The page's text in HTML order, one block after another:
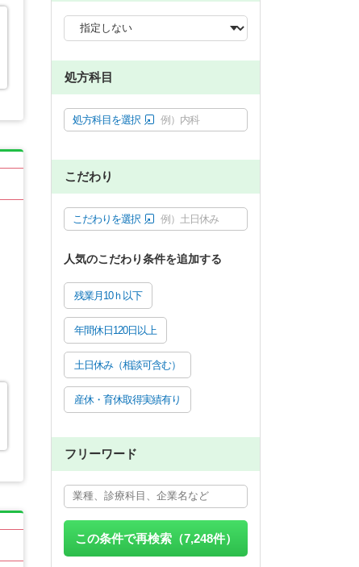
処方科目
処方科目を選択 例）内科
こだわり
こだわりを選択 例）土日休み
人気のこだわり条件を追加する
残業月10ｈ以下
年間休日120日以上
土日休み（相談可含む）
産休・育休取得実績有り
フリーワード
この条件で再検索（7,248件）